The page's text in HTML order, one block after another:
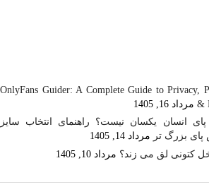
OnlyFans Guider: A Complete Guide to Privacy,
& مرداد 16, 1405
پای انسان یکسان نیست؟ راهنمای انتخاب سایز
بزرگ تر مرداد 14, 1405
کتونی لق می زند؟ مرداد 10, 1405